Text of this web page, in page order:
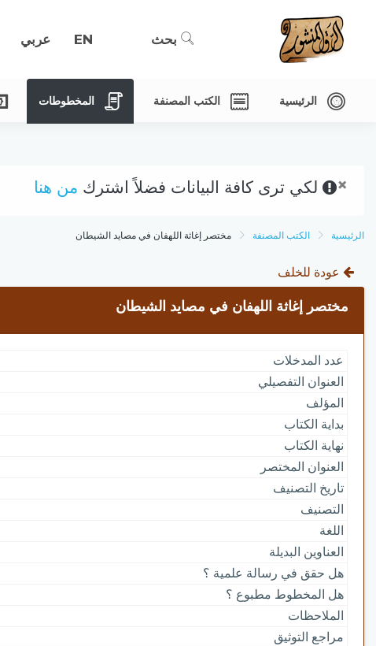
بحث EN عربي
الرئيسية الكتب المصنفة المخطوطات
× لكي ترى كافة البيانات فضلاً اشترك من هنا
الرئيسية الكتب المصنفة مختصر إغاثة اللهفان في مصايد الشيطان
عودة للخلف
مختصر إغاثة اللهفان في مصايد الشيطان
عدد المدخلات
العنوان التفصيلي
المؤلف
بداية الكتاب
نهاية الكتاب
العنوان المختصر
تاريخ التصنيف
التصنيف
اللغة
العناوين البديلة
هل حقق في رسالة علمية ؟
هل المخطوط مطبوع ؟
الملاحظات
مراجع التوثيق